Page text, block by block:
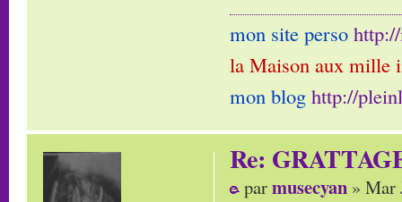
mon site perso
la Maison aux mille
mon blog http://
Re:
parmusecyan » Mar